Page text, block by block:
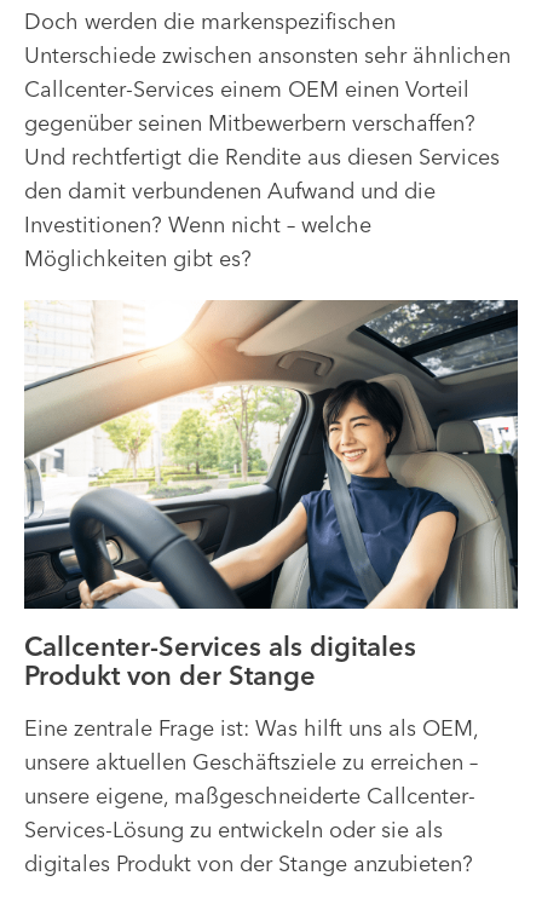
Doch werden die markenspezifischen
Unterschiede zwischen ansonsten sehr ähnlichen
Callcenter-Services einem OEM einen Vorteil
gegenüber seinen Mitbewerbern verschaffen?
Und rechtfertigt die Rendite aus diesen Services
den damit verbundenen Aufwand und die
Investitionen? Wenn nicht – welche
Möglichkeiten gibt es?
Callcenter-Services als digitales
Produkt von der Stange
Eine zentrale Frage ist: Was hilft uns als OEM,
unsere aktuellen Geschäftsziele zu erreichen –
unsere eigene, maßgeschneiderte Callcenter-
Services-Lösung zu entwickeln oder sie als
digitales Produkt von der Stange anzubieten?